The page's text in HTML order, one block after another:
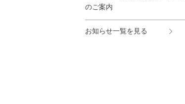
のご案内
お知らせ一覧を見る